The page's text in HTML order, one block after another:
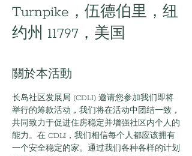
Turnpike，伍德伯里，纽
约州 11797，美国
關於本活動
长岛社区发展局 (CDLI) 邀请您参加我们即将
举行的筹款活动，我们将在活动中团结一致，
共同致力于促进住房稳定并增强社区内个人的
能力。在 CDLI，我们相信每个人都应该拥有
一个安全稳定的家。通过我们各种各样的计划